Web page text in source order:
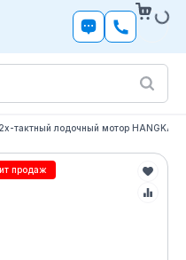
2х-тактный лодочный мотор HANGKAI
продаж